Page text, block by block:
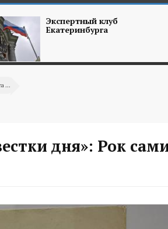
Экспертный клуб
Екатеринбурга
...
дня»: Рок